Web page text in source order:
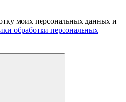
моих персональных данных и
обработки персональных